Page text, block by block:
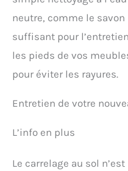
neutre, comme le
suffisant pour
les pieds de vos
pour éviter les rayures.
Entretien de votre
L’info en plus
Le carrelage au sol